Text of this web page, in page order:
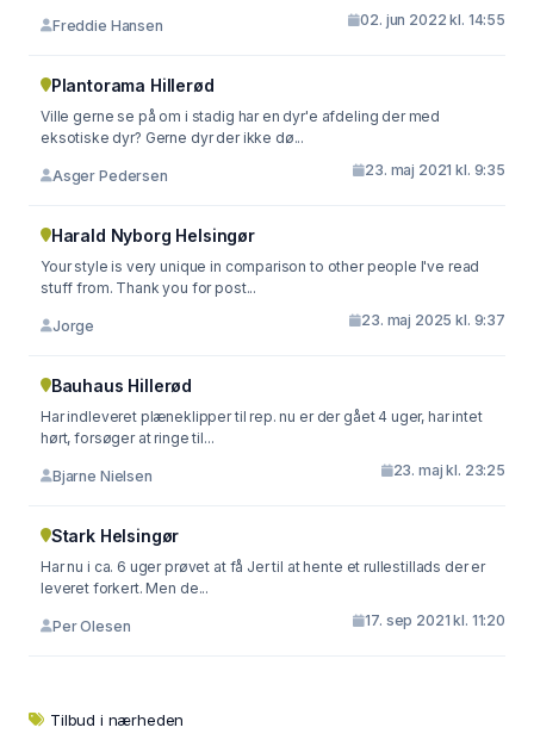
Freddie Hansen 02. jun 2022 kl. 14:55
Plantorama Hillerød
Ville gerne se på om i stadig har en dyr'e afdeling der med
eksotiske dyr? Gerne dyr der ikke dø...
Asger Pedersen 23. maj 2021 kl. 9:35
Harald Nyborg Helsingør
Your style is very unique in comparison to other people I've read
stuff from. Thank you for post...
Jorge 23. maj 2025 kl. 9:37
Bauhaus Hillerød
Har indleveret plæneklipper til rep. nu er der gået 4 uger, har intet
hørt, forsøger at ringe til...
Bjarne Nielsen 23. maj kl. 23:25
Stark Helsingør
Har nu i ca. 6 uger prøvet at få Jer til at hente et rullestillads der er
leveret forkert. Men de...
Per Olesen 17. sep 2021 kl. 11:20
Tilbud i nærheden